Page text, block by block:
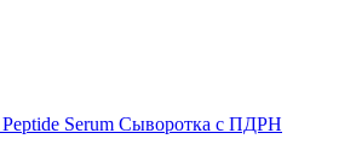
Serum Сыворотка с ПДРН